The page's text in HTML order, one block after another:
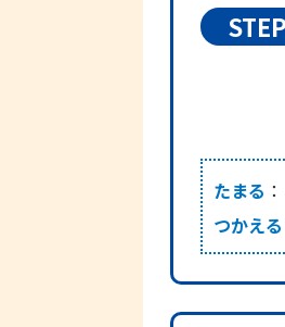
たまる ：
つかえる